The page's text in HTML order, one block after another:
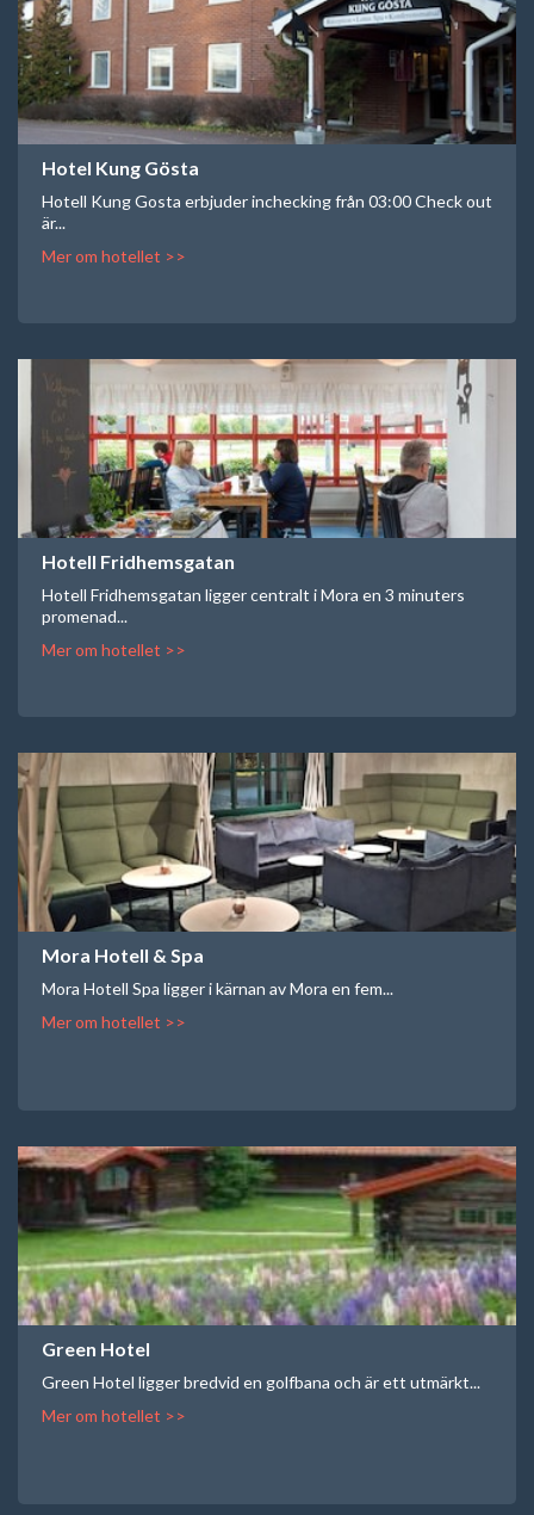
Hotel Kung Gösta
Hotell Kung Gosta erbjuder inchecking från 03:00 Check out
är...
Mer om hotellet >>
Hotell Fridhemsgatan
Hotell Fridhemsgatan ligger centralt i Mora en 3 minuters
promenad...
Mer om hotellet >>
Mora Hotell & Spa
Mora Hotell Spa ligger i kärnan av Mora en fem...
Mer om hotellet >>
Green Hotel
Green Hotel ligger bredvid en golfbana och är ett utmärkt...
Mer om hotellet >>